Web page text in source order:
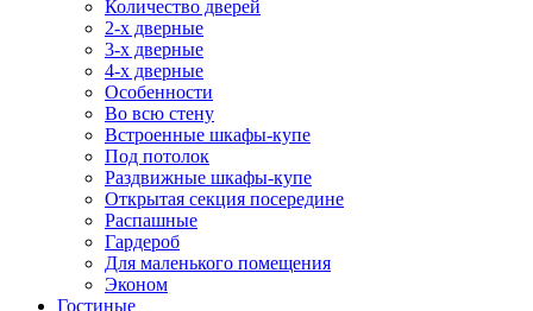
Количество дверей
2-х дверные
3-х дверные
4-х дверные
Особенности
Во всю стену
Встроенные шкафы-купе
Под потолок
Раздвижные шкафы-купе
Открытая секция посередине
Распашные
Гардероб
Для маленького помещения
Эконом
Гостиные